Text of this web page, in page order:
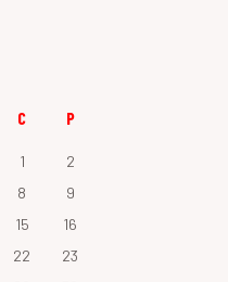
C P
1
2
8
9
15
16
22
23